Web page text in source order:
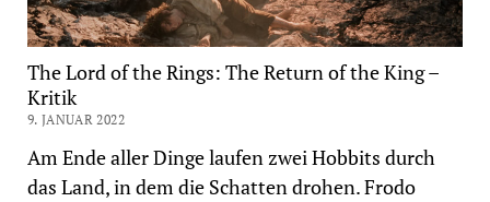
The Lord of the Rings: The Return of the King –
Kritik
9. JANUAR 2022
Am Ende aller Dinge laufen zwei Hobbits durch
das Land, in dem die Schatten drohen. Frodo